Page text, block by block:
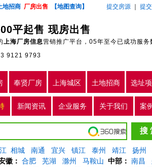
地招商 厂房出售 【地图查询】 提交房源 提
平起售 现房出售
上海厂房信息营销推广平台，05年至今已成功服务
9121 9793
奉贤厂房 上海城区 土地招商 选址
新闻资讯 企业服务 关于我们 案例
相城 南通 宜兴 镇江 泰州 靖江 扬州
徽： 合肥 芜湖 滁州 马鞍山 中部： 南昌